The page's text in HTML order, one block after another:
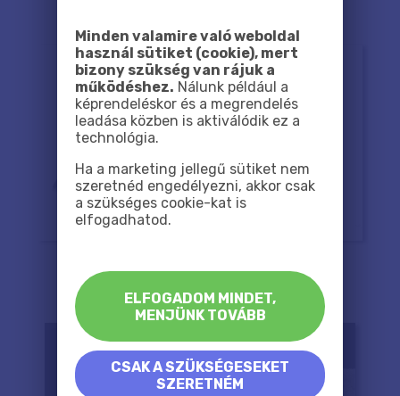
Minden valamire való weboldal
használ sütiket (cookie), mert
bizony szükség van rájuk a
működéshez. Nálunk például a
képrendeléskor és a megrendelés
leadása közben is aktiválódik ez a
technológia.
Ha a marketing jellegű sütiket nem
szeretnéd engedélyezni, akkor csak
a szükséges cookie-kat is
elfogadhatod.
ELFOGADOM MINDET,
MENJÜNK TOVÁBB
CSAK A SZÜKSÉGESEKET
SZERETNÉM